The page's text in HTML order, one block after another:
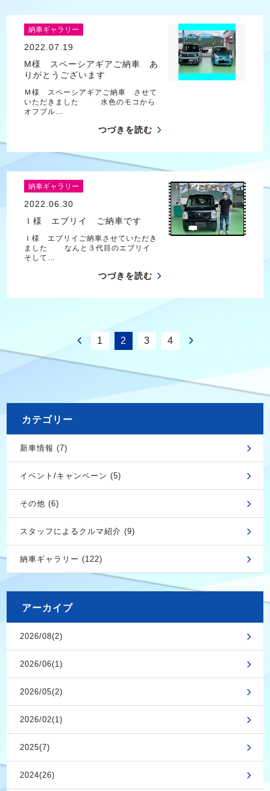
納車ギャラリー
2022.07.19
M様 スペーシアギアご納車 あ
りがとうございます
Ｍ様 スペーシアギアご納車 させて
いただきました 水色のモコから
オフブル…
つづきを読む
納車ギャラリー
2022.06.30
Ｉ様 エブリイ ご納車です
Ｉ様 エブリイご納車させていただき
ました なんと３代目のエブリイ
そして…
つづきを読む
1 2 3 4
カテゴリー
新車情報 (7)
イベント/キャンペーン (5)
その他 (6)
スタッフによるクルマ紹介 (9)
納車ギャラリー (122)
アーカイブ
2026/08(2)
2026/06(1)
2026/05(2)
2026/02(1)
2025(7)
2024(26)